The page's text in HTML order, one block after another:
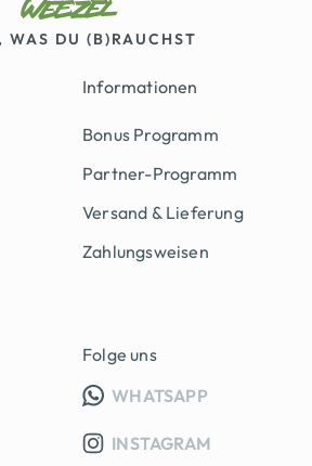
WAS DU (B)RAUCHST
Informationen
Bonus Programm
Partner-Programm
Versand & Lieferung
Zahlungsweisen
Folge uns
WHATSAPPINFO
INSTAGRAM